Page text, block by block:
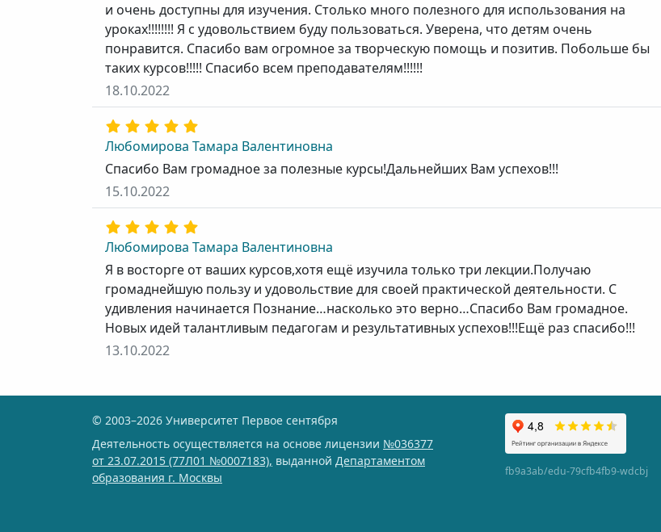
и очень доступны для изучения. Столько много полезного для использования на
уроках!!!!!!!! Я с удовольствием буду пользоваться. Уверена, что детям очень
понравится. Спасибо вам огромное за творческую помощь и позитив. Побольше бы
таких курсов!!!!! Спасибо всем преподавателям!!!!!!
18.10.2022
Любомирова Тамара Валентиновна
Спасибо Вам громадное за полезные курсы!Дальнейших Вам успехов!!!
15.10.2022
Любомирова Тамара Валентиновна
Я в восторге от ваших курсов,хотя ещё изучила только три лекции.Получаю
громаднейшую пользу и удовольствие для своей практической деятельности. С
удивления начинается Познание…насколько это верно…Спасибо Вам громадное.
Новых идей талантливым педагогам и результативных успехов!!!Ещё раз спасибо!!!
13.10.2022
© 2003–2026 Университет Первое сентября
Деятельность осуществляется на основе лицензии №036377
от 23.07.2015 (77Л01 №0007183), выданной Департаментом
образования г. Москвы
fb9a3ab/edu-79cfb4fb9-wdcbj